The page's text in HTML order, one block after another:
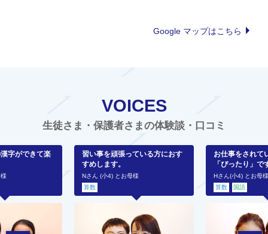
Google マップはこちら
VOICES
生徒さま・保護者さまの体験談・口コミ
字ができて楽
習い事を頑張っている方におす
すめします。
Nさん (小4) とお母様
算数
お仕事をされて
「ぴったり」で
Hさん(小4) とお母
算数
国語